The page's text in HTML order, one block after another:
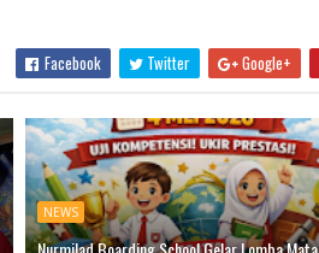
Facebook Twitter Google+
NEWS